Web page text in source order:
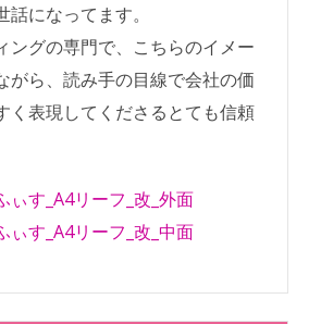
になってます。
ングの専門で、こちらのイメー
がら、読み手の目線で会社の価
く表現してくださるとても信頼
ぃす_A4リーフ_改_外面
ぃす_A4リーフ_改_中面